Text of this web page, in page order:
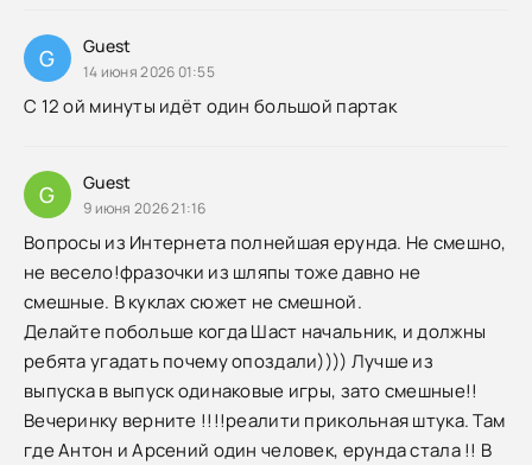
G Guest
14 июня 2026 01:55
С 12 ой минуты идёт один большой партак
G Guest
9 июня 2026 21:16
Вопросы из Интернета полнейшая ерунда. Не смешно,
не весело!фразочки из шляпы тоже давно не
смешные. В куклах сюжет не смешной.
Делайте побольше когда Шаст начальник, и должны
ребята угадать почему опоздали)))) Лучше из
выпуска в выпуск одинаковые игры, зато смешные!!
Вечеринку верните !!!!реалити прикольная штука. Там
где Антон и Арсений один человек, ерунда стала !! В